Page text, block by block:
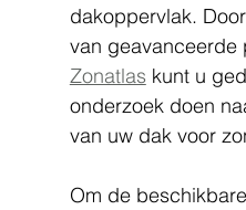
dakoppervlak.
van geavanceerde
Zonatlas kunt u
onderzoek doen
van uw dak voor
Om de